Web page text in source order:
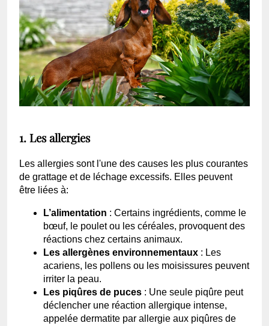
1. Les allergies
Les allergies sont l'une des causes les plus courantes
de grattage et de léchage excessifs. Elles peuvent
être liées à:
L’alimentation : Certains ingrédients, comme le
bœuf, le poulet ou les céréales, provoquent des
réactions chez certains animaux.
Les allergènes environnementaux : Les
acariens, les pollens ou les moisissures peuvent
irriter la peau.
Les piqûres de puces : Une seule piqûre peut
déclencher une réaction allergique intense,
appelée dermatite par allergie aux piqûres de